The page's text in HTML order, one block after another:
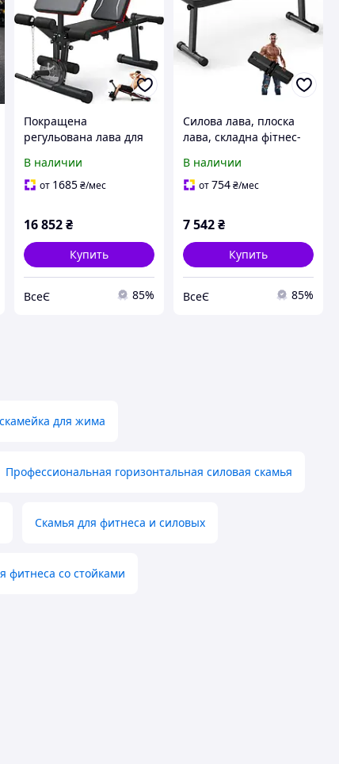
Покращена
регульована лава для
положень спинки та
складна, похила лава
550 кг, фітнес-лава
В наличии
от 1685 ₴/мес
16 852 ₴
Купить
ВсеЄ 85%
Силова лава, плоска
лава, складна фітнес-
всього тіла, силова
лава для домашнього
В наличии
от754₴/мес
7 542₴
Купить
ВсеЄ 85%
для жима
Профессиональная горизонтальная силовая скамья
Скамья для фитнеса и силовых
фитнеса со стойками